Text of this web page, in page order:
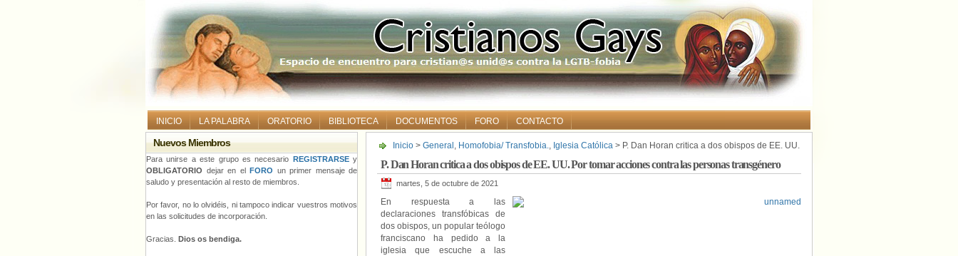
INICIO LA PALABRA ORATORIO BIBLIOTECA DOCUMENTOS FORO CONTACTO
Inicio > General , Homofobia/ Transfobia., Iglesia Católica > P. Dan Horan critica a dos obispos de EE. UU.
P. Dan Horan critica a dos obispos de EE. UU. Por tomar acciones contra las personas transgénero
martes, 5 de octubre de 2021
En respuesta a las
declaraciones transfóbicas de
dos obispos, un popular teólogo
franciscano ha pedido a la
iglesia que escuche a las
Nuevos Miembros
Para unirse a este grupo es necesario REGISTRARSEy
OBLIGATORIO dejar en el FORO un primer mensaje de
saludo y presentación al resto de miembros.
Por favor, no lo olvidéis, ni tampoco indicar vuestros motivos
en las solicitudes de incorporación.
Gracias. Dios os bendiga.